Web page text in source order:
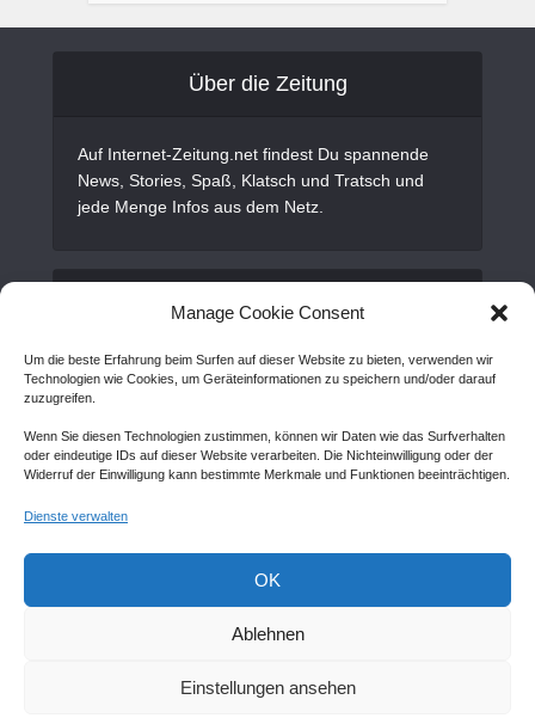
Manage Cookie Consent
Um die beste Erfahrung beim Surfen auf dieser Website zu bieten, verwenden wir
Technologien wie Cookies, um Geräteinformationen zu speichern und/oder darauf
zuzugreifen.
Wenn Sie diesen Technologien zustimmen, können wir Daten wie das Surfverhalten
oder eindeutige IDs auf dieser Website verarbeiten. Die Nichteinwilligung oder der
Widerruf der Einwilligung kann bestimmte Merkmale und Funktionen beeinträchtigen.
Dienste verwalten
OK
Ablehnen
Einstellungen ansehen
Über die Zeitung
Auf Internet-Zeitung.net findest Du spannende
News, Stories, Spaß, Klatsch und Tratsch und
jede Menge Infos aus dem Netz.
Alles Wichtige
Gastartikel
AGB
Sitemap
Awantego.com